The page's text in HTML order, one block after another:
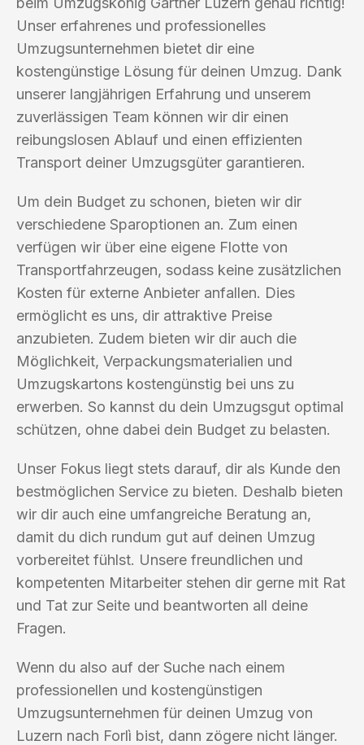
Unser erfahrenes und professionelles
Umzugsunternehmen bietet dir eine
kostengünstige Lösung für deinen Umzug. Dank
unserer langjährigen Erfahrung und unserem
zuverlässigen Team können wir dir einen
reibungslosen Ablauf und einen effizienten
Transport deiner Umzugsgüter garantieren.
Um dein Budget zu schonen, bieten wir dir
verschiedene Sparoptionen an. Zum einen
verfügen wir über eine eigene Flotte von
Transportfahrzeugen, sodass keine zusätzlichen
Kosten für externe Anbieter anfallen. Dies
ermöglicht es uns, dir attraktive Preise
anzubieten. Zudem bieten wir dir auch die
Möglichkeit, Verpackungsmaterialien und
Umzugskartons kostengünstig bei uns zu
erwerben. So kannst du dein Umzugsgut optimal
schützen, ohne dabei dein Budget zu belasten.
Unser Fokus liegt stets darauf, dir als Kunde den
bestmöglichen Service zu bieten. Deshalb bieten
wir dir auch eine umfangreiche Beratung an,
damit du dich rundum gut auf deinen Umzug
vorbereitet fühlst. Unsere freundlichen und
kompetenten Mitarbeiter stehen dir gerne mit Rat
und Tat zur Seite und beantworten all deine
Fragen.
Wenn du also auf der Suche nach einem
professionellen und kostengünstigen
Umzugsunternehmen für deinen Umzug von
Luzern nach Forlì bist, dann zögere nicht länger.